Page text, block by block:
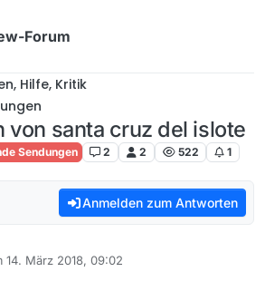
Forum
Hilfe, Kritik
von santa cruz del islote
Sendungen 2 2 522 1
Anmelden zum Antworten
14. März 2018, 09:02
von